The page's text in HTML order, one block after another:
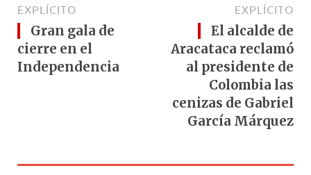
EXPLÍCITO
Gran gala de
cierre en el
Independencia
EXPLÍCITO
El alcalde de
Aracataca reclamó
al presidente de
Colombia las
cenizas de Gabriel
García Márquez